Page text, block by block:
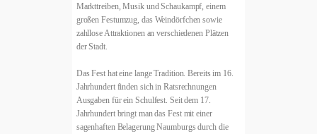
Markttreiben, Musik und Schaukampf, einem
großen Festumzug, das Weindörfchen sowie
zahllose Attraktionen an verschiedenen Plätzen
der Stadt.
Das Fest hat eine lange Tradition. Bereits im 16.
Jahrhundert finden sich in Ratsrechnungen
Ausgaben für ein Schulfest. Seit dem 17.
Jahrhundert bringt man das Fest mit einer
sagenhaften Belagerung Naumburgs durch die